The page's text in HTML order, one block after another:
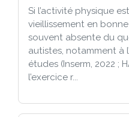
Si l’activité physique
vieillissement en
souvent absente du
autistes, notamment à
études (Inserm, 2022 ;
l’exercice r...